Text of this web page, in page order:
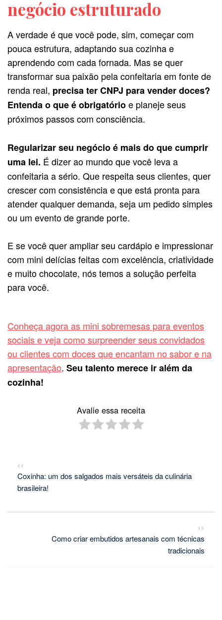
negócio estruturado
A verdade é que você pode, sim, começar com
pouca estrutura, adaptando sua cozinha e
aprendendo com cada fornada. Mas se quer
transformar sua paixão pela confeitaria em fonte de
renda real, precisa ter CNPJ para vender doces?
Entenda o que é obrigatórioe planeje seus
próximos passos com consciência.
Regularizar seu negócio é mais do que cumprir
uma lei. É dizer ao mundo que você leva a
confeitaria a sério. Que respeita seus clientes, quer
crescer com consistência e que está pronta para
atender qualquer demanda, seja um pedido simples
ou um evento de grande porte.
E se você quer ampliar seu cardápio e impressionar
com mini delícias feitas com excelência, criatividade
e muito chocolate, nós temos a solução perfeita
para você.
Conheça agora as mini sobremesas para eventos
sociais e veja como surpreender seus convidados
ou clientes com doces que encantam no sabor e na
apresentação. Seu talento merece ir além da
cozinha!
Avalie essa receita
<<
Coxinha: um dos salgados mais versáteis da culinária
brasileira!
>>
Como criar embutidos artesanais com técnicas
tradicionais